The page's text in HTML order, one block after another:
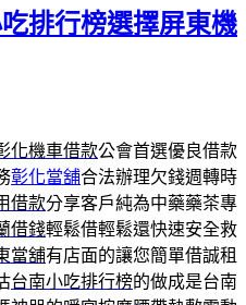
排行榜選擇屏東機
化機車借款公會首選優良借款
彰化當舖合法辦理欠錢週轉時
借款分享客戶純為中藥藥茶專
借錢輕鬆借輕鬆還快速安全救
當舖有店面的讓您簡單借誠租
台南小吃排行榜的做成是台南